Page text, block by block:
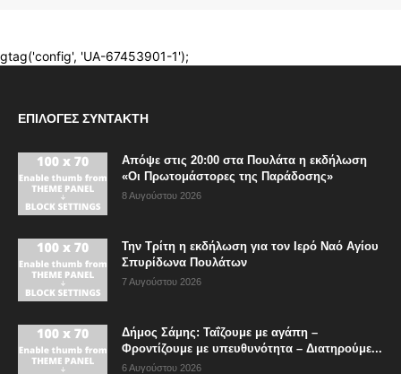
ΕΠΙΛΟΓΈΣ ΣΥΝΤΆΚΤΗ
Απόψε στις 20:00 στα Πουλάτα η εκδήλωση
«Οι Πρωτομάστορες της Παράδοσης»
8 Αυγούστου 2026
Την Τρίτη η εκδήλωση για τον Ιερό Ναό Αγίου
Σπυρίδωνα Πουλάτων
7 Αυγούστου 2026
Δήμος Σάμης: Ταΐζουμε με αγάπη –
Φροντίζουμε με υπευθυνότητα – Διατηρούμε...
6 Αυγούστου 2026